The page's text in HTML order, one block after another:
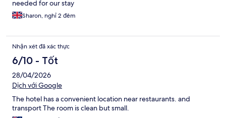
needed for our stay
Sharon, nghỉ 2 đêm
Nhận xét đã xác thực
6/10 - Tốt
28/04/2026
Dịch với Google
The hotel has a convenient location near restaurants. and
transport The room is clean but small.